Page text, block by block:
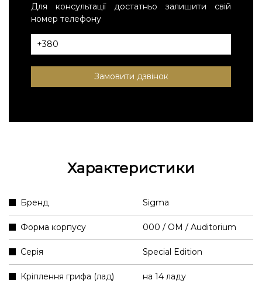
Для консультації достатньо залишити свій
номер телефону
Замовити дзвінок
Характеристики
Бренд Sigma
Форма корпусу 000 / OM / Auditorium
Серія Special Edition
Кріплення грифа (лад) на 14 ладу